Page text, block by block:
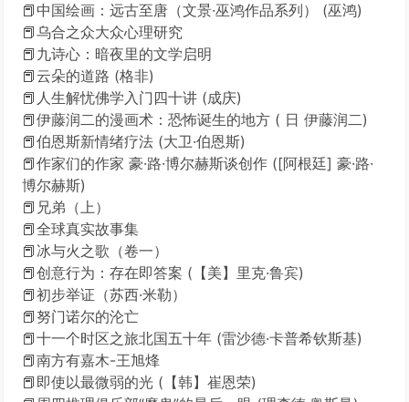
📕中国绘画：远古至唐（文景·巫鸿作品系列） (巫鸿)
📕乌合之众大众心理研究
📕九诗心：暗夜里的文学启明
📕云朵的道路 (格非)
📕人生解忧佛学入门四十讲 (成庆)
📕伊藤润二的漫画术：恐怖诞生的地方 ( 日 伊藤润二)
📕伯恩斯新情绪疗法 (大卫·伯恩斯)
📕作家们的作家 豪·路·博尔赫斯谈创作 ([阿根廷] 豪·路·
博尔赫斯)
📕兄弟（上）
📕全球真实故事集
📕冰与火之歌（卷一）
📕创意行为：存在即答案 (【美】里克·鲁宾)
📕初步举证（苏西·米勒）
📕努门诺尔的沦亡
📕十一个时区之旅北国五十年 (雷沙德·卡普希钦斯基)
📕南方有嘉木-王旭烽
📕即使以最微弱的光 (【韩】崔恩荣)